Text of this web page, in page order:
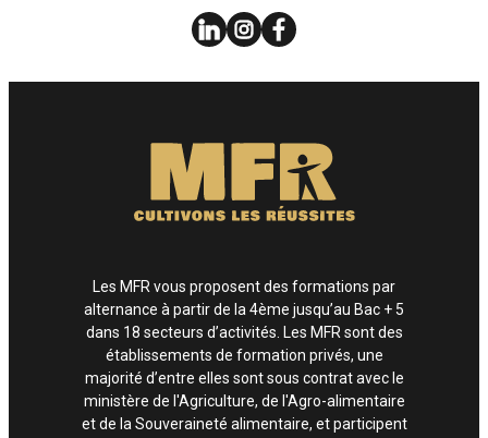
délégué à la protection des données à l’adresse dpo@mfr.asso.fr
Les MFR vous proposent des formations par
alternance à partir de la 4ème jusqu’au Bac + 5
dans 18 secteurs d’activités. Les MFR sont des
établissements de formation privés, une
majorité d’entre elles sont sous contrat avec le
ministère de l'Agriculture, de l'Agro-alimentaire
et de la Souveraineté alimentaire, et participent